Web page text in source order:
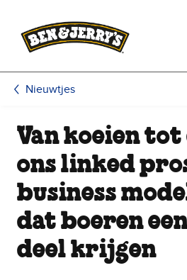
Nieuwtjes
Van koeien tot
ons linked
business
dat boeren
deel krijgen